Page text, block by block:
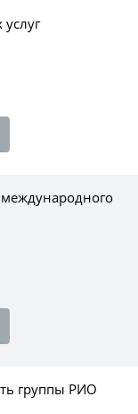
группы РИО